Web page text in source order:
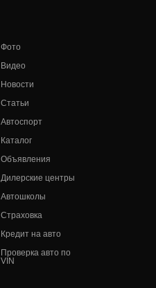
Фото
Видео
Новости
Статьи
Автоспорт
Каталог
Объявления
Дилерские центры
Автошколы
Страховка
Кредит на авто
Проверка авто по
VIN